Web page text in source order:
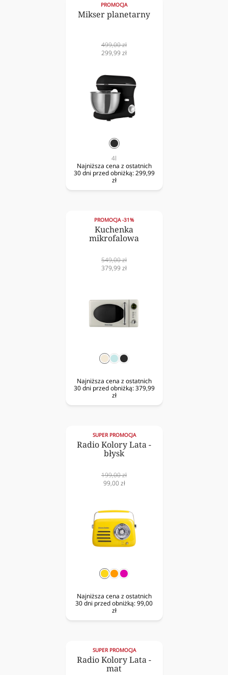
PROMOCJA
Mikser planetarny
Cena
normalna
499,00 zł
Cena
299,99 zł
czarny
4l
Najniższa cena z ostatnich
30 dni przed obniżką: 299,99
zł
PROMOCJA -31%
Kuchenka
mikrofalowa
Cena
normalna
549,00 zł
Cena
379,99 zł
kremmiętaczarny
Najniższa cena z ostatnich
30 dni przed obniżką: 379,99
zł
SUPER PROMOCJA
Radio Kolory Lata -
błysk
Cena
normalna
199,00 zł
Cena
99,00 zł
żółtypomarańczowy
fuksja
Najniższa cena z ostatnich
30 dni przed obniżką:99,00
zł
SUPER PROMOCJA
Radio Kolory Lata -
mat